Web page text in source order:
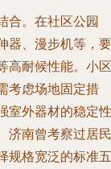
合。在社区公园
器、漫步机等，要
高耐候性能。小区
考虑场地固定措
室外器材的稳定性
济南曾考察过居民
规格宽泛的标准五